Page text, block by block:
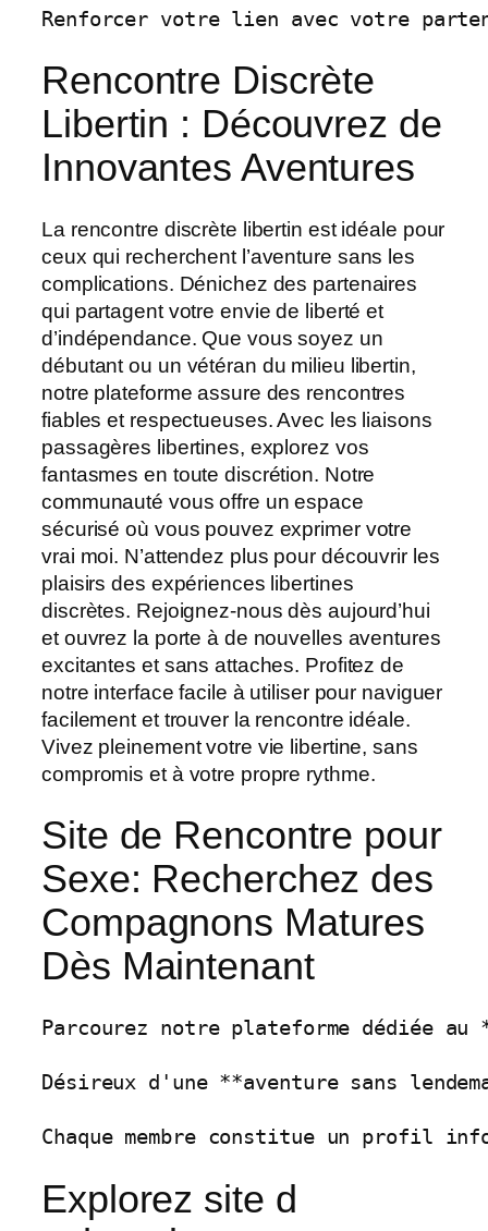
Rencontre Discrète
Libertin : Découvrez de
Innovantes Aventures
La rencontre discrète libertin est idéale pour
ceux qui recherchent l’aventure sans les
complications. Dénichez des partenaires
qui partagent votre envie de liberté et
d’indépendance. Que vous soyez un
débutant ou un vétéran du milieu libertin,
notre plateforme assure des rencontres
fiables et respectueuses. Avec les liaisons
passagères libertines, explorez vos
fantasmes en toute discrétion. Notre
communauté vous offre un espace
sécurisé où vous pouvez exprimer votre
vrai moi. N’attendez plus pour découvrir les
plaisirs des expériences libertines
discrètes. Rejoignez-nous dès aujourd’hui
et ouvrez la porte à de nouvelles aventures
excitantes et sans attaches. Profitez de
notre interface facile à utiliser pour naviguer
facilement et trouver la rencontre idéale.
Vivez pleinement votre vie libertine, sans
compromis et à votre propre rythme.
Site de Rencontre pour
Sexe: Recherchez des
Compagnons Matures
Dès Maintenant
Parcourez notre plateforme dédiée
Désireux d'une **aventure sans
Chaque membre constitue un profil
Explorez site d